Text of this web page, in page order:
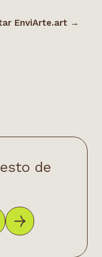
EnviArte.art →
de